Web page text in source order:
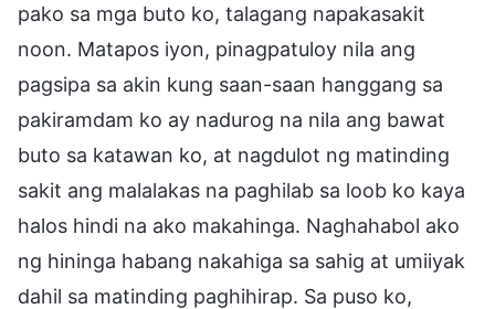
pako sa mga buto ko, talagang napakasakit
noon. Matapos iyon, pinagpatuloy nila ang
pagsipa sa akin kung saan-saan hanggang sa
pakiramdam ko ay nadurog na nila ang bawat
buto sa katawan ko, at nagdulot ng matinding
sakit ang malalakas na paghilab sa loob ko kaya
halos hindi na ako makahinga. Naghahabol ako
ng hininga habang nakahiga sa sahig at umiiyak
dahil sa matinding paghihirap. Sa puso ko,